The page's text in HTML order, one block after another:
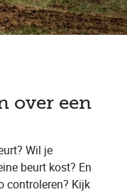
over een
Wil je
beurt kost? En
controleren? Kijk